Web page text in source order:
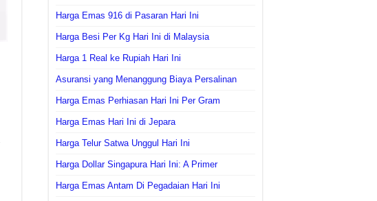
Harga Emas 916 di Pasaran Hari Ini
Harga Besi Per Kg Hari Ini di Malaysia
Harga 1 Real ke Rupiah Hari Ini
Asuransi yang Menanggung Biaya Persalinan
Harga Emas Perhiasan Hari Ini Per Gram
Harga Emas Hari Ini di Jepara
Harga Telur Satwa Unggul Hari Ini
Harga Dollar Singapura Hari Ini: A Primer
Harga Emas Antam Di Pegadaian Hari Ini